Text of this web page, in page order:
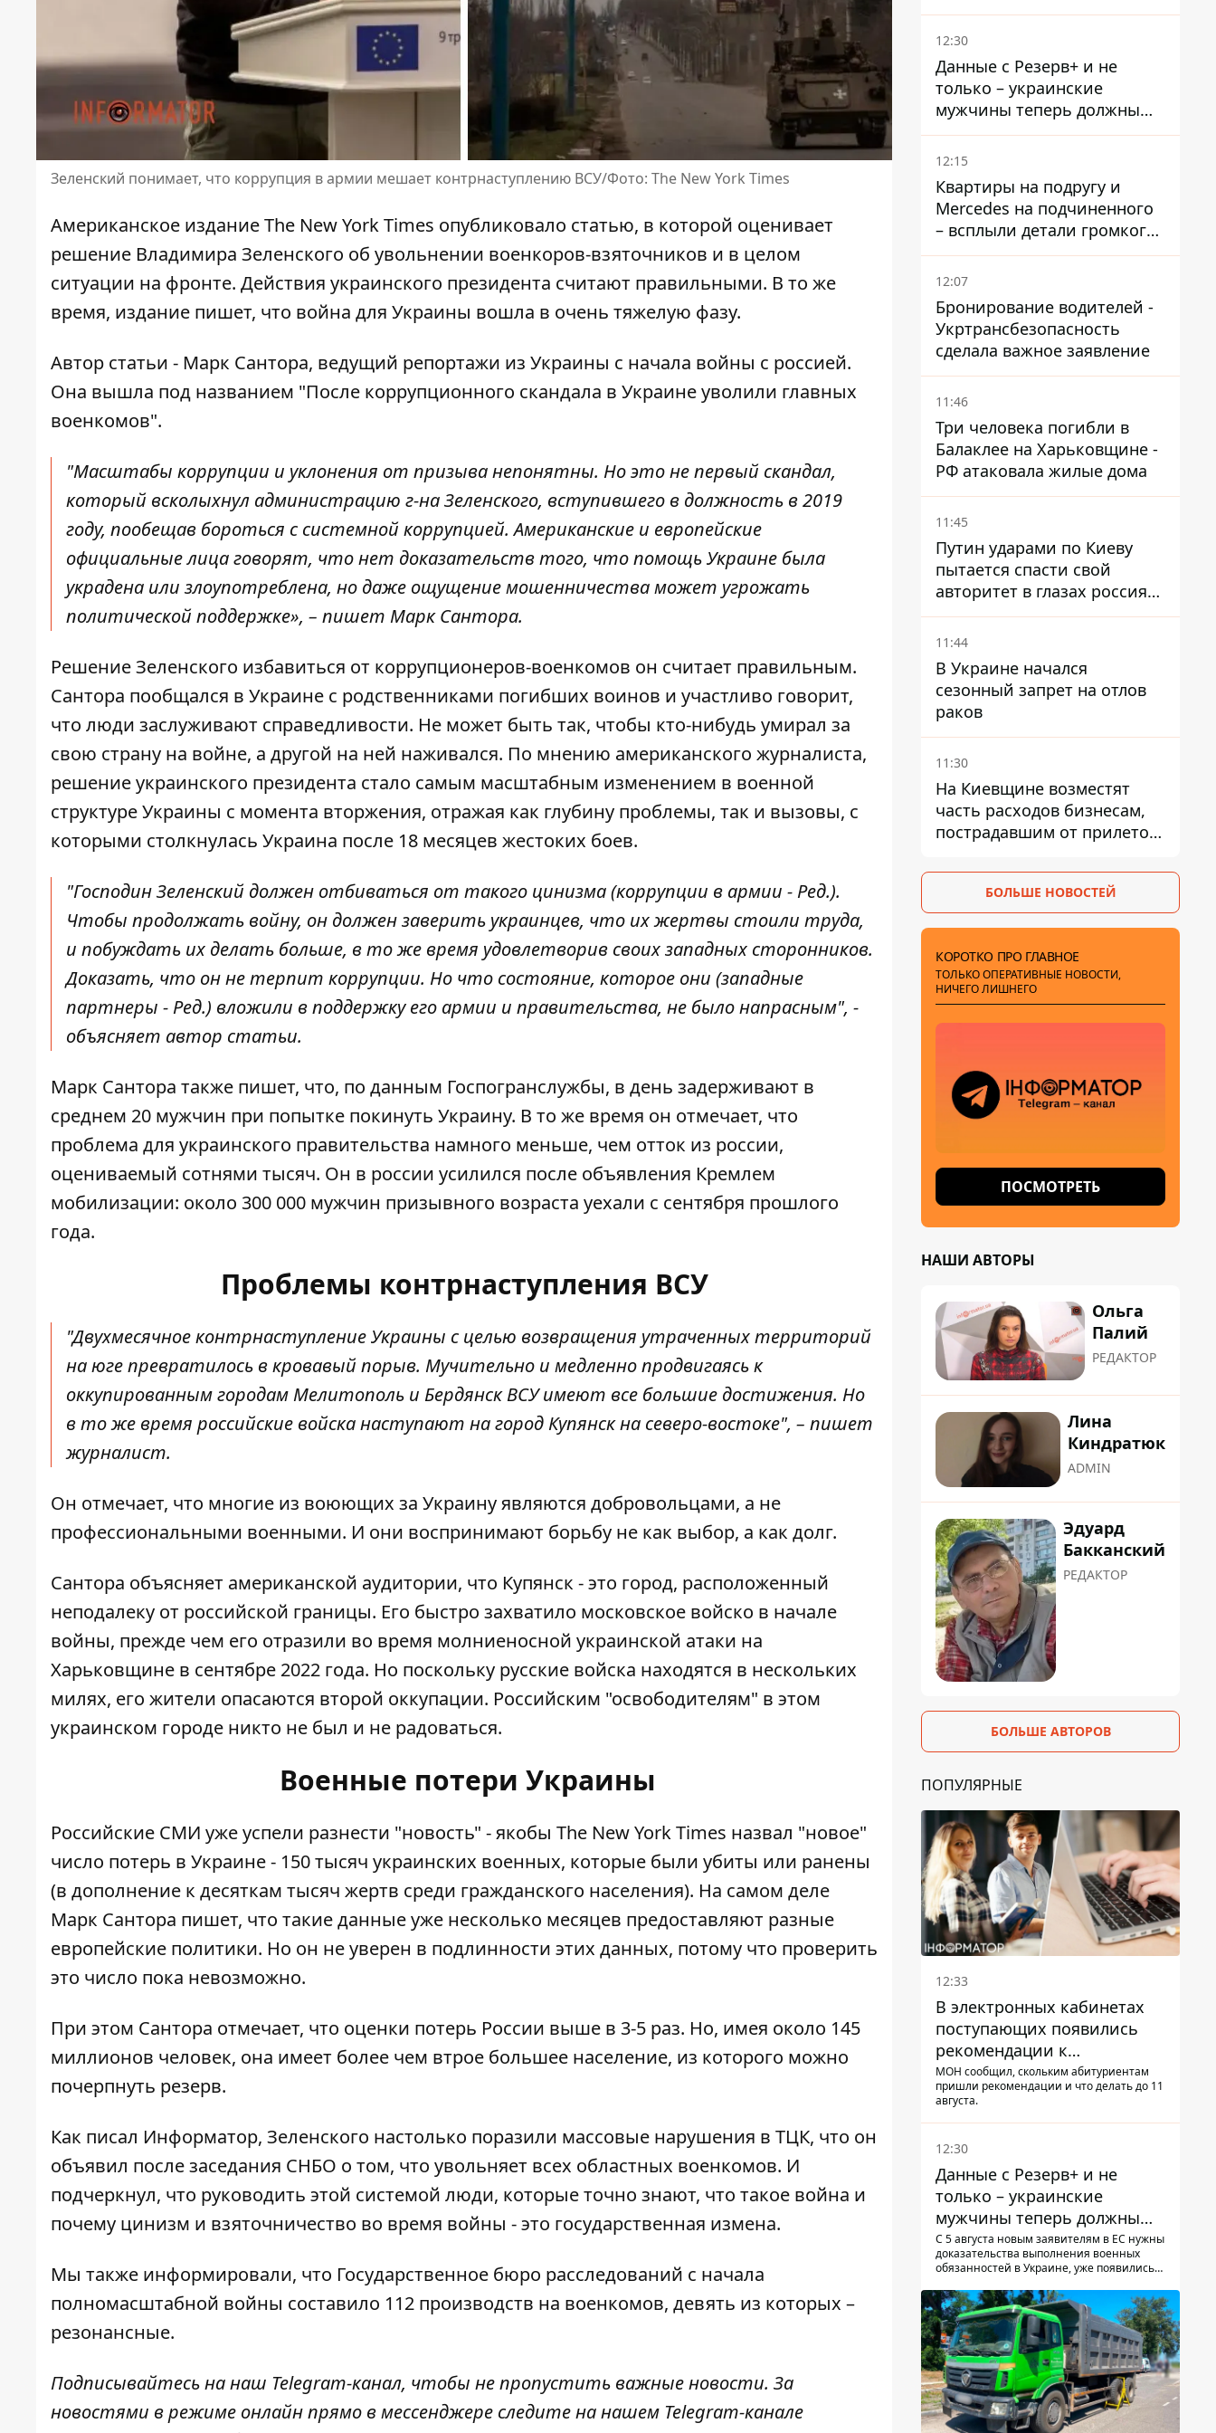
Зеленский понимает, что коррупция в армии мешает контрнаступлению ВСУ/Фото: The New York Times
Американское издание The New York Times опубликовало статью, в которой оценивает
решение Владимира Зеленского об увольнении военкоров-взяточников и в целом
ситуации на фронте. Действия украинского президента считают правильными. В то же
время, издание пишет, что война для Украины вошла в очень тяжелую фазу.
Автор статьи - Марк Сантора, ведущий репортажи из Украины с начала войны с россией.
Она вышла под названием "После коррупционного скандала в Украине уволили главных
военкомов".
"Масштабы коррупции и уклонения от призыва непонятны. Но это не первый скандал,
который всколыхнул администрацию г-на Зеленского, вступившего в должность в 2019
году, пообещав бороться с системной коррупцией. Американские и европейские
официальные лица говорят, что нет доказательств того, что помощь Украине была
украдена или злоупотреблена, но даже ощущение мошенничества может угрожать
политической поддержке», – пишет Марк Сантора.
Решение Зеленского избавиться от коррупционеров-военкомов он считает правильным.
Сантора пообщался в Украине с родственниками погибших воинов и участливо говорит,
что люди заслуживают справедливости. Не может быть так, чтобы кто-нибудь умирал за
свою страну на войне, а другой на ней наживался. По мнению американского журналиста,
решение украинского президента стало самым масштабным изменением в военной
структуре Украины с момента вторжения, отражая как глубину проблемы, так и вызовы, с
которыми столкнулась Украина после 18 месяцев жестоких боев.
"Господин Зеленский должен отбиваться от такого цинизма (коррупции в армии - Ред.).
Чтобы продолжать войну, он должен заверить украинцев, что их жертвы стоили труда,
и побуждать их делать больше, в то же время удовлетворив своих западных сторонников.
Доказать, что он не терпит коррупции. Но что состояние, которое они (западные
партнеры - Ред.) вложили в поддержку его армии и правительства, не было напрасным", -
объясняет автор статьи.
Марк Сантора также пишет, что, по данным Госпогранслужбы, в день задерживают в
среднем 20 мужчин при попытке покинуть Украину. В то же время он отмечает, что
проблема для украинского правительства намного меньше, чем отток из россии,
оцениваемый сотнями тысяч. Он в россии усилился после объявления Кремлем
мобилизации: около 300 000 мужчин призывного возраста уехали с сентября прошлого
года.
Проблемы контрнаступления ВСУ
"Двухмесячное контрнаступление Украины с целью возвращения утраченных территорий
на юге превратилось в кровавый порыв. Мучительно и медленно продвигаясь к
оккупированным городам Мелитополь и Бердянск ВСУ имеют все большие достижения. Но
в то же время российские войска наступают на город Купянск на северо-востоке", – пишет
журналист.
Он отмечает, что многие из воюющих за Украину являются добровольцами, а не
профессиональными военными. И они воспринимают борьбу не как выбор, а как долг.
Сантора объясняет американской аудитории, что Купянск - это город, расположенный
неподалеку от российской границы. Его быстро захватило московское войско в начале
войны, прежде чем его отразили во время молниеносной украинской атаки на
Харьковщине в сентябре 2022 года. Но поскольку русские войска находятся в нескольких
милях, его жители опасаются второй оккупации. Российским "освободителям" в этом
украинском городе никто не был и не радоваться.
Военные потери Украины
Российские СМИ уже успели разнести "новость" - якобы The New York Times назвал "новое"
число потерь в Украине - 150 тысяч украинских военных, которые были убиты или ранены
(в дополнение к десяткам тысяч жертв среди гражданского населения). На самом деле
Марк Сантора пишет, что такие данные уже несколько месяцев предоставляют разные
европейские политики. Но он не уверен в подлинности этих данных, потому что проверить
это число пока невозможно.
При этом Сантора отмечает, что оценки потерь России выше в 3-5 раз. Но, имея около 145
миллионов человек, она имеет более чем втрое большее население, из которого можно
почерпнуть резерв.
Как писал Информатор, Зеленского настолько поразили массовые нарушения в ТЦК, что он
объявил после заседания СНБО о том, что увольняет всех областных военкомов. И
подчеркнул, что руководить этой системой люди, которые точно знают, что такое война и
почему цинизм и взяточничество во время войны - это государственная измена.
Мы также информировали, что Государственное бюро расследований с начала
полномасштабной войны составило 112 производств на военкомов, девять из которых –
резонансные.
Подписывайтесь на наш Telegram-канал, чтобы не пропустить важные новости. За
новостями в режиме онлайн прямо в мессенджере следите на нашем Telegram-канале
зачислению на бакалавриат
и в магистратуру – что
12:30
Данные с Резерв+ и не
только – украинские
мужчины теперь должны
доказать непригодность к
службе, чтобы получить
12:15
Квартиры на подругу и
Mercedes на подчиненного
– всплыли детали громкого
дела НАБУ против
Стефанишиной
12:07
Бронирование водителей -
Укртрансбезопасность
сделала важное заявление
11:46
Три человека погибли в
Балаклее на Харьковщине -
РФ атаковала жилые дома
11:45
Путин ударами по Киеву
пытается спасти свой
авторитет в глазах россиян:
диктатор находится под
давлением - Sky News
11:44
В Украине начался
сезонный запрет на отлов
раков
11:30
На Киевщине возместят
часть расходов бизнесам,
пострадавшим от прилетов
БОЛЬШЕ НОВОСТЕЙ
КОРОТКО ПРО ГЛАВНОЕ
ТОЛЬКО ОПЕРАТИВНЫЕ НОВОСТИ,
НИЧЕГО ЛИШНЕГО
ПОСМОТРЕТЬ
НАШИ АВТОРЫ
Ольга
Палий
РЕДАКТОР
Лина
Киндратюк
ADMIN
Эдуард
Бакканский
РЕДАКТОР
БОЛЬШЕ АВТОРОВ
ПОПУЛЯРНЫЕ
12:33
В электронных кабинетах
поступающих появились
рекомендации к
зачислению на бакалавриат
и в магистратуру – что
МОН сообщил, скольким абитуриентам
пришли рекомендации и что делать до 11
августа.
12:30
Данные с Резерв+ и не
только – украинские
мужчины теперь должны
доказать непригодность к
службе, чтобы получить
С 5 августа новым заявителям в ЕС нужны
доказательства выполнения военных
обязанностей в Украине, уже появились
украинцев за границей